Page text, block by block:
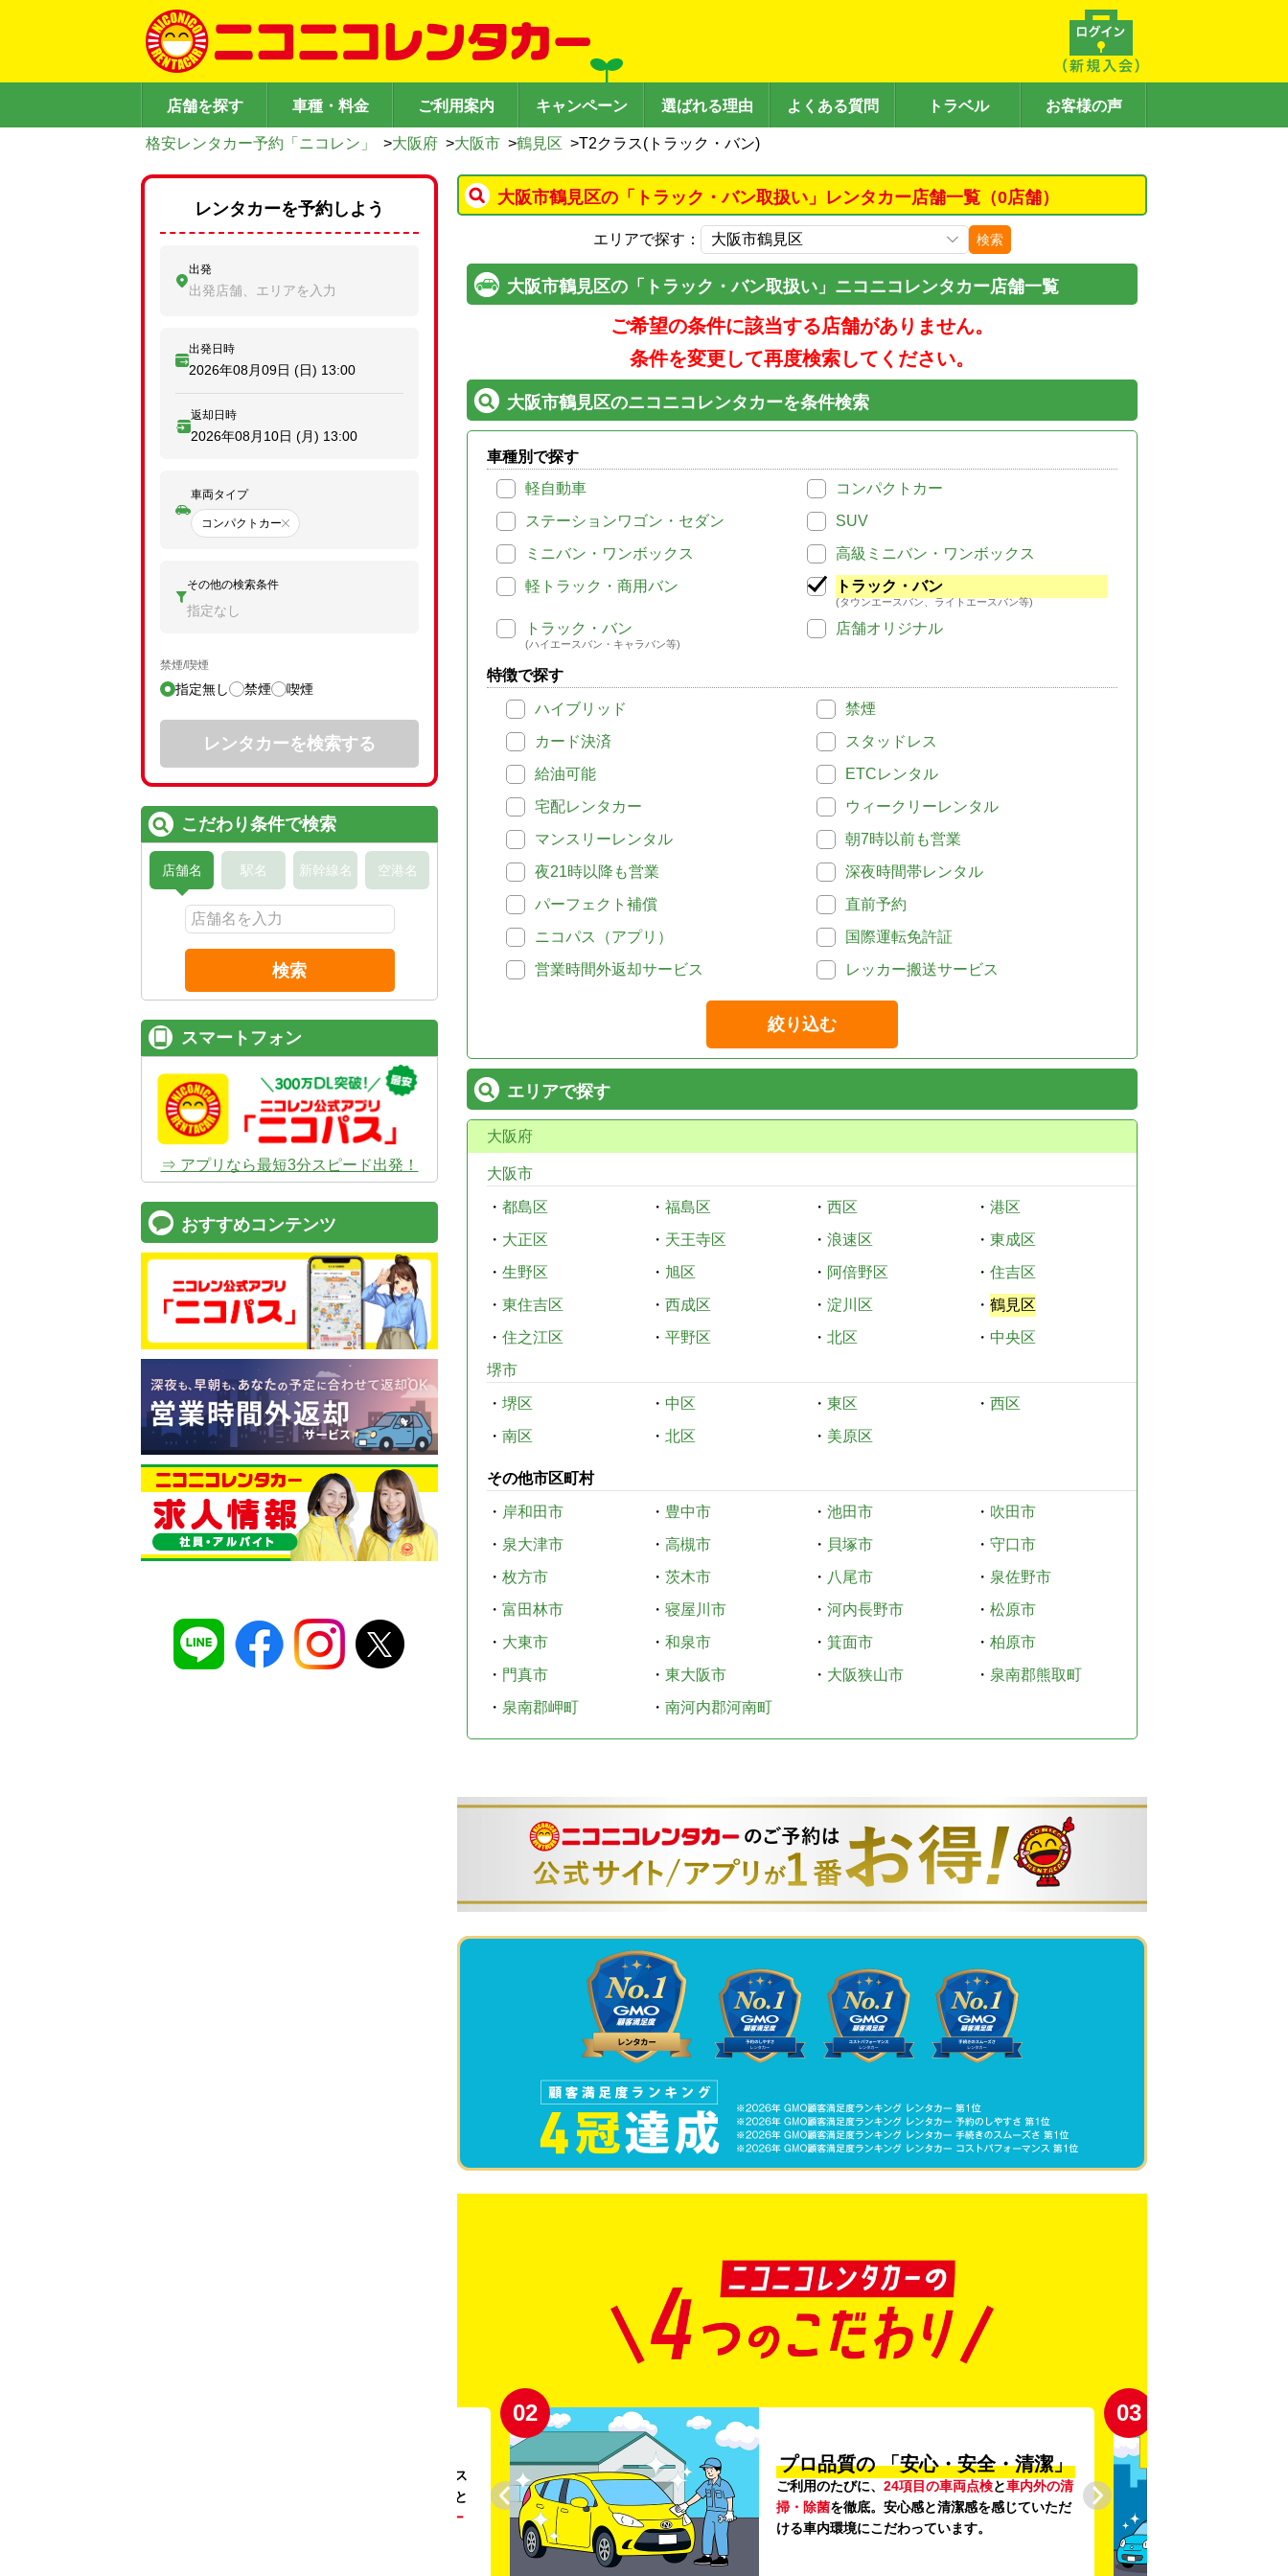
店舗を探す 車種・料金 ご利用案内 キャンペーン 選ばれる理由 よくある質問 トラベル お客様の声
格安レンタカー予約「ニコレン」 >大阪府 >大阪市 >鶴見区 >T2クラス(トラック・バン)
大阪市鶴見区の「トラック・バン取扱い」レンタカー店舗一覧（0店舗）
エリアで探す： 検索
大阪市鶴見区の「トラック・バン取扱い」ニコニコレンタカー店舗一覧
ご希望の条件に該当する店舗がありません。
条件を変更して再度検索してください。
大阪市鶴見区のニコニコレンタカーを条件検索
車種別で探す
軽自動車
コンパクトカー
ステーションワゴン・セダン
SUV
ミニバン・ワンボックス
高級ミニバン・ワンボックス
軽トラック・商用バン
トラック・バン
(タウンエースバン、ライトエースバン等)
トラック・バン
(ハイエースバン・キャラバン等)
店舗オリジナル
特徴で探す
ハイブリッド
禁煙
カード決済
スタッドレス
給油可能
ETCレンタル
宅配レンタカー
ウィークリーレンタル
マンスリーレンタル
朝7時以前も営業
夜21時以降も営業
深夜時間帯レンタル
パーフェクト補償
直前予約
ニコパス（アプリ）
国際運転免許証
営業時間外返却サービス
レッカー搬送サービス
絞り込む
エリアで探す
大阪府
大阪市
・ 都島区 ・ 福島区 ・ 西区 ・ 港区
・ 大正区 ・ 天王寺区 ・ 浪速区 ・ 東成区
・ 生野区 ・ 旭区 ・ 阿倍野区 ・ 住吉区
・ 東住吉区 ・ 西成区 ・ 淀川区 ・ 鶴見区
・ 住之江区 ・ 平野区 ・ 北区 ・ 中央区
堺市
・ 堺区 ・ 中区 ・ 東区 ・ 西区
・ 南区 ・ 北区 ・ 美原区
その他市区町村
・ 岸和田市 ・ 豊中市 ・ 池田市 ・ 吹田市
・ 泉大津市 ・ 高槻市 ・ 貝塚市 ・ 守口市
・ 枚方市 ・ 茨木市 ・ 八尾市 ・ 泉佐野市
・ 富田林市 ・ 寝屋川市 ・ 河内長野市 ・ 松原市
・ 大東市 ・ 和泉市 ・ 箕面市 ・ 柏原市
・ 門真市 ・ 東大阪市 ・ 大阪狭山市 ・ 泉南郡熊取町
・ 泉南郡岬町 ・ 南河内郡河南町
。ガソリンス
タンドや整備工場の既存インフラを活用すること
リー
02
プロ品質の 「安心・安全・清潔」
ご利用のたびに、 24項目の車両点検と車内外の清
掃・除菌を徹底。安心感と清潔感を感じていただ
ける車内環境にこだわっています。
03
レンタカーを予約しよう
出発
出発店舗、エリアを入力
出発日時
2026年08月09日 (日) 13:00
返却日時
2026年08月10日 (月) 13:00
車両タイプ
コンパクトカー
その他の検索条件
指定なし
禁煙/喫煙
指定無し 禁煙 喫煙
レンタカーを検索する
こだわり条件で検索
店舗名 駅名 新幹線名 空港名
検索
スマートフォン
⇒ アプリなら最短3分スピード出発！
おすすめコンテンツ